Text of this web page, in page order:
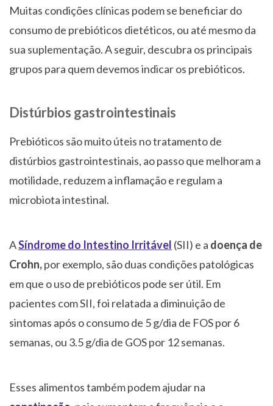
Muitas condições clínicas podem se beneficiar do
consumo de prebióticos dietéticos, ou até mesmo da
sua suplementação. A seguir, descubra os principais
grupos para quem devemos indicar os prebióticos.
Distúrbios gastrointestinais
Prebióticos são muito úteis no tratamento de
distúrbios gastrointestinais, ao passo que melhoram a
motilidade, reduzem a inflamação e regulam a
microbiota intestinal.
ASíndrome do Intestino Irritável (SII) e a doença de
Crohn,por exemplo, são duas condições patológicas
em que o uso de prebióticos pode ser útil. Em
pacientes com SII, foi relatada a diminuição de
sintomas após o consumo de 5 g/dia de FOS por 6
semanas, ou 3.5 g/dia de GOS por 12 semanas.
Esses alimentos também podem ajudar na